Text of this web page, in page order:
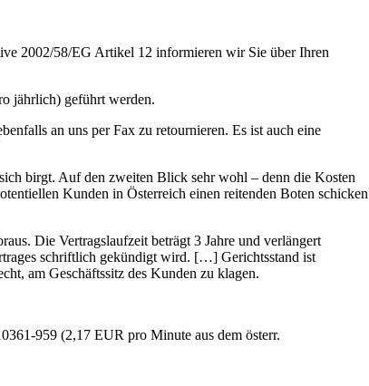
2002/58/EG Artikel 12 informieren wir Sie über Ihren
jährlich) geführt werden.
an uns per Fax zu retournieren. Es ist auch eine
birgt. Auf den zweiten Blick sehr wohl – denn die Kosten
Kunden in Österreich einen reitenden Boten schicken
Die Vertragslaufzeit beträgt 3 Jahre und verlängert
schriftlich gekündigt wird. […] Gerichtsstand ist
am Geschäftssitz des Kunden zu klagen.
959 (2,17 EUR pro Minute aus dem österr.